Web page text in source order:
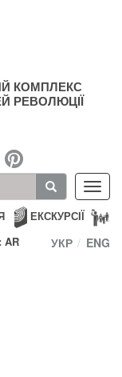
КОМПЛЕКС
РЕВОЛЮЦІЇ
ЕКСКУРСІЇ
AR
УКР ENG